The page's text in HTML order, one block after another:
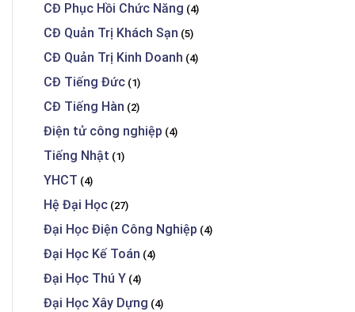
CĐ Phục Hồi Chức Năng (4)
CĐ Quản Trị Khách Sạn (5)
CĐ Quản Trị Kinh Doanh (4)
CĐ Tiếng Đức (1)
CĐ Tiếng Hàn (2)
Điện tử công nghiệp (4)
Tiếng Nhật (1)
YHCT (4)
Hệ Đại Học (27)
Đại Học Điện Công Nghiệp (4)
Đại Học Kế Toán (4)
Đại Học Thú Y (4)
Đại Học Xây Dựng (4)